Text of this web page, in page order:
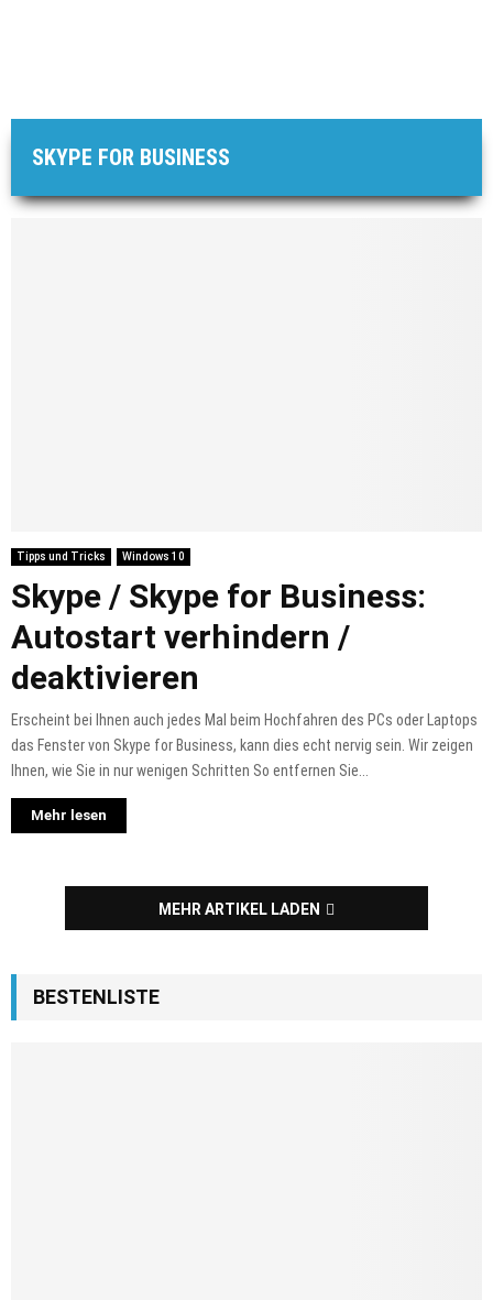
SKYPE FOR BUSINESS
Tipps und Tricks Windows 10
Skype / Skype for Business:
Autostart verhindern /
deaktivieren
Erscheint bei Ihnen auch jedes Mal beim Hochfahren des PCs oder Laptops
das Fenster von Skype for Business, kann dies echt nervig sein. Wir zeigen
Ihnen, wie Sie in nur wenigen Schritten So entfernen Sie...
Mehr lesen
MEHR ARTIKEL LADEN
BESTENLISTE